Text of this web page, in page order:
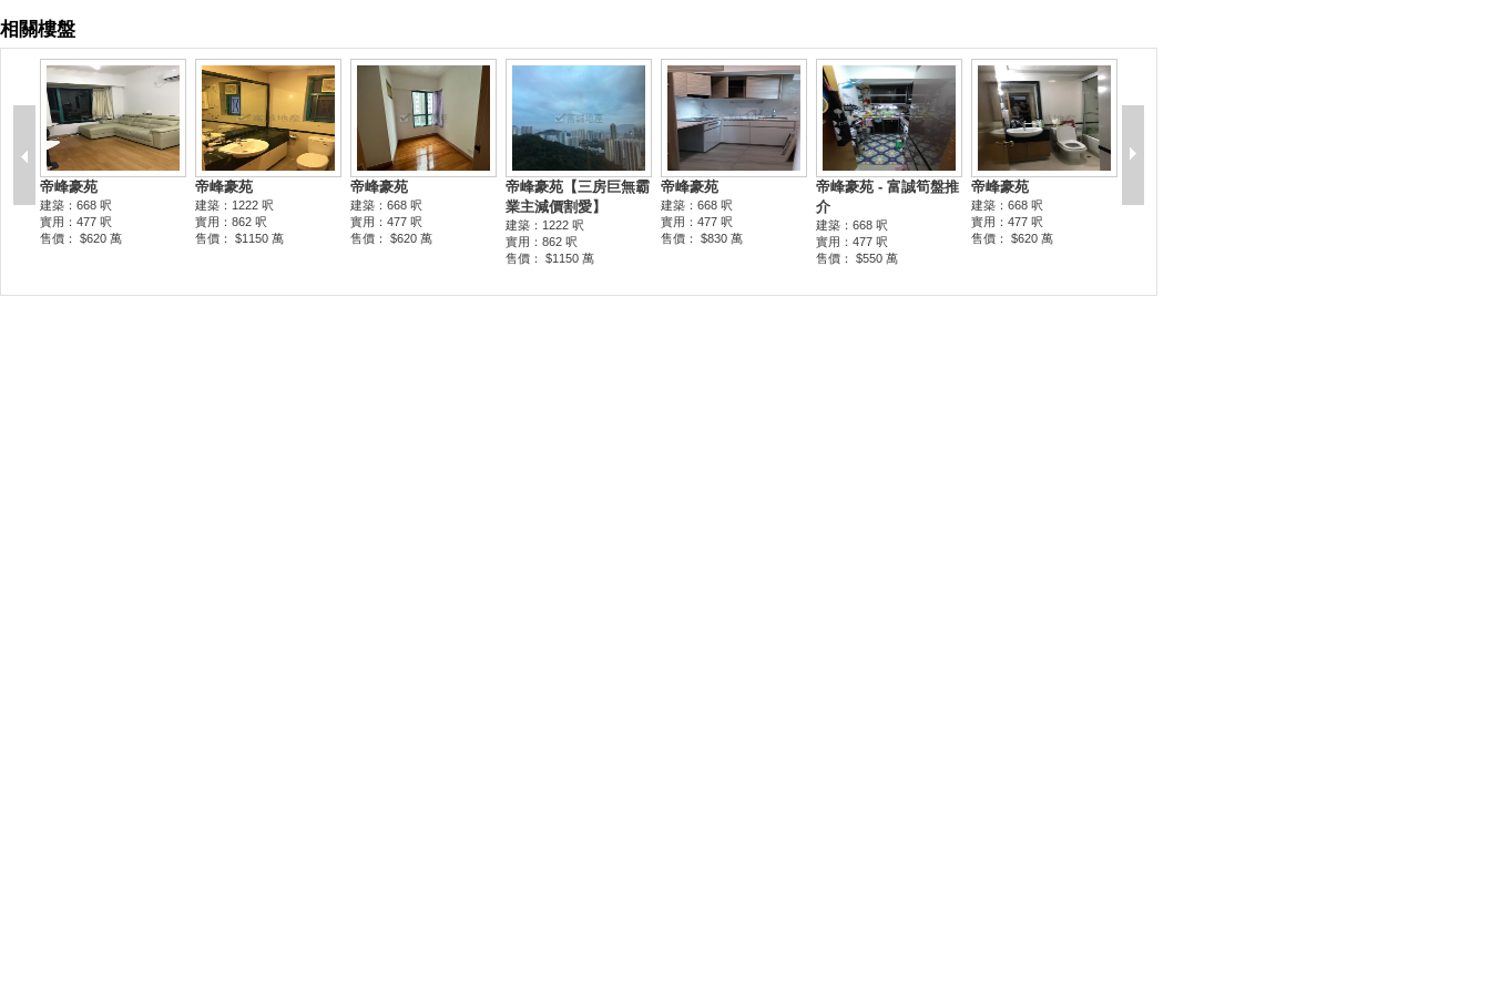
相關樓盤
帝峰豪苑
建築：668 呎
實用：477 呎
售價： $620 萬
帝峰豪苑
建築：1222 呎
實用：862 呎
售價： $1150 萬
帝峰豪苑
建築：668 呎
實用：477 呎
售價： $620 萬
帝峰豪苑【三房巨無霸
業主減價割愛】
建築：1222 呎
實用：862 呎
售價： $1150 萬
帝峰豪苑
建築：668 呎
實用：477 呎
售價： $830 萬
帝峰豪苑 - 富誠筍盤推
介
建築：668 呎
實用：477 呎
售價： $550 萬
帝峰豪苑
建築：668 呎
實用：477 呎
售價： $620 萬